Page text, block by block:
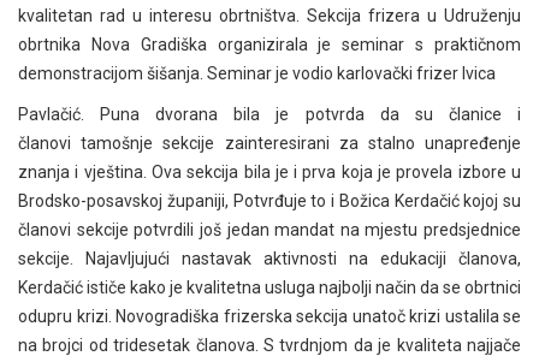
kvalitetan rad u interesu obrtništva. Sekcija frizera u Udruženju
obrtnika Nova Gradiška organizirala je seminar s praktičnom
demonstracijom šišanja. Seminar je vodio karlovački frizer Ivica
Pavlačić. Puna dvorana bila je potvrda da su članice i
članovi tamošnje sekcije zainteresirani za stalno unapređenje
znanja i vještina. Ova sekcija bila je i prva koja je provela izbore u
Brodsko-posavskoj županiji, Potvrđuje to i Božica Kerdačić kojoj su
članovi sekcije potvrdili još jedan mandat na mjestu predsjednice
sekcije. Najavljujući nastavak aktivnosti na edukaciji članova,
Kerdačić ističe kako je kvalitetna usluga najbolji način da se obrtnici
odupru krizi. Novogradiška frizerska sekcija unatoč krizi ustalila se
na brojci od tridesetak članova. S tvrdnjom da je kvaliteta najjače